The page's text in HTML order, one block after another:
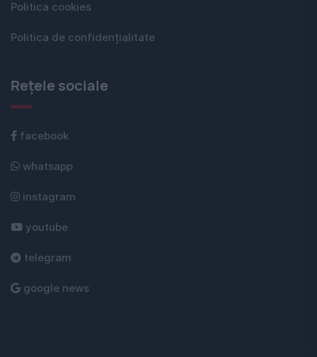
Politica cookies
Politica de confidențialitate
Rețele sociale
facebook
whatsapp
instagram
youtube
telegram
google news